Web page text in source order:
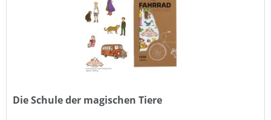
Die Schule der magischen Tiere